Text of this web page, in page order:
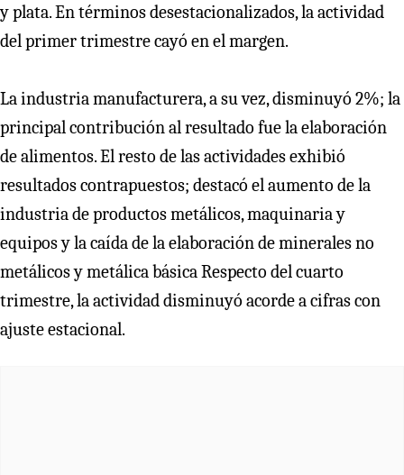
y plata. En términos desestacionalizados, la actividad
del primer trimestre cayó en el margen.
La industria manufacturera, a su vez, disminuyó 2%; la
principal contribución al resultado fue la elaboración
de alimentos. El resto de las actividades exhibió
resultados contrapuestos; destacó el aumento de la
industria de productos metálicos, maquinaria y
equipos y la caída de la elaboración de minerales no
metálicos y metálica básica Respecto del cuarto
trimestre, la actividad disminuyó acorde a cifras con
ajuste estacional.